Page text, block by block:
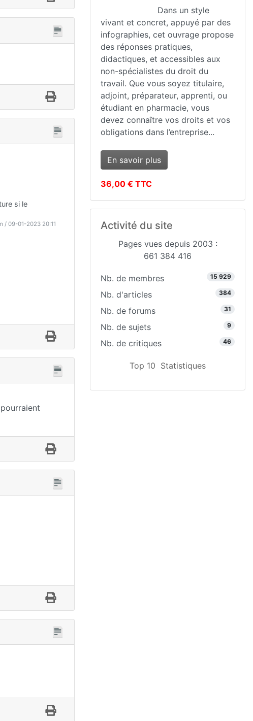
si le
/ 09-01-2023 20:11
Dans un style
vivant et concret, appuyé par des
infographies, cet ouvrage propose
des réponses pratiques,
didactiques, et accessibles aux
non-spécialistes du droit du
travail. Que vous soyez titulaire,
adjoint, préparateur, apprenti, ou
étudiant en pharmacie, vous
devez connaître vos droits et vos
obligations dans l’entreprise...
En savoir plus
36,00 € TTC
Activité du site
Pages vues depuis 2003 :
661 384 416
Nb. de membres 15 929
Nb. d'articles 384
Nb. de forums 31
Nb. de sujets 9
Nb. de critiques 46
Top 10 Statistiques